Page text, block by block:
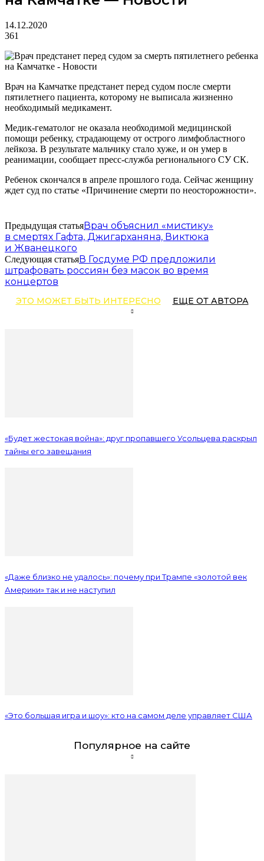
14.12.2020
361
Врач на Камчатке предстанет перед судом после смерти
пятилетнего пациента, которому не выписала жизненно
необходимый медикамент.
Медик-гематолог не оказала необходимой медицинской
помощи ребенку, страдающему от острого лимфобластного
лейкоза. В результате мальчику стало хуже, и он умер в
реанимации, сообщает пресс-служба регионального СУ СК.
Ребенок скончался в апреле прошлого года. Сейчас женщину
ждет суд по статье «Причинение смерти по неосторожности».
Предыдущая статьяВрач объяснил «мистику»
в смертях Гафта, Джигарханяна, Виктюка
и Жванецкого
Следующая статьяВ Госдуме РФ предложили
штрафовать россиян без масок во время
концертов
ЭТО МОЖЕТ БЫТЬ ИНТЕРЕСНО ЕЩЕ ОТ АВТОРА
«Будет жестокая война»: друг пропавшего Усольцева раскрыл
тайны его завещания
«Даже близко не удалось»: почему при Трампе «золотой век
Америки» так и не наступил
«Это большая игра и шоу»: кто на самом деле управляет США
Популярное на сайте